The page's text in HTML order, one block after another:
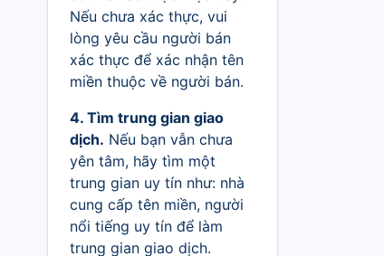
Nếu chưa xác thực, vui
lòng yêu cầu người bán
xác thực để xác nhận tên
miền thuộc về người bán.
4. Tìm trung gian giao
dịch. Nếu bạn vẫn chưa
yên tâm, hãy tìm một
trung gian uy tín như: nhà
cung cấp tên miền, người
nổi tiếng uy tín để làm
trung gian giao dịch.